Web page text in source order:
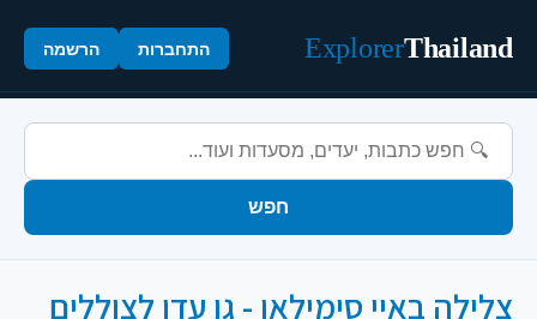
Thailand
Explorer התחברות הרשמה
חפש
צלילה באיי סימילאן - גן עדן לצוללים